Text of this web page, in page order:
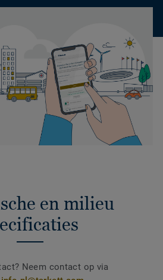
en milieu
Neem contact op via